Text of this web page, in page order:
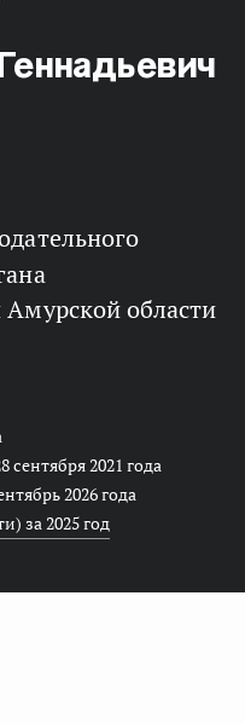
Амурской области
2021 года
2026 года
за 2025 год